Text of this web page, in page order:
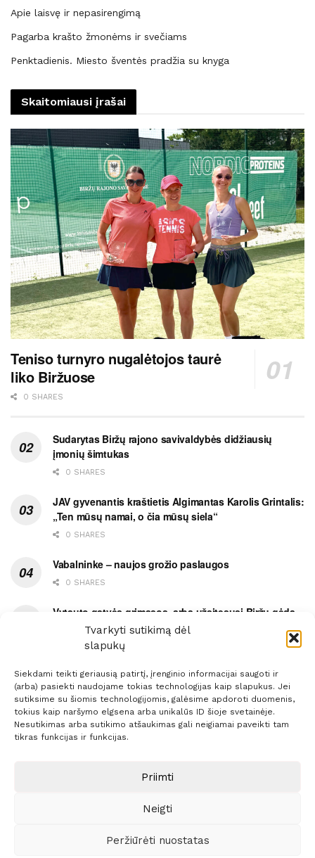
Tvarkyti sutikimą dėl
slapukų
Siekdami teikti geriausią patirtį, įrenginio informacijai saugoti ir
(arba) pasiekti naudojame tokias technologijas kaip slapukus. Jei
sutiksime su šiomis technologijomis, galėsime apdoroti duomenis,
tokius kaip naršymo elgsena arba unikalūs ID šioje svetainėje.
Nesutikimas arba sutikimo atšaukimas gali neigiamai paveikti tam
tikras funkcijas ir funkcijas.
Priimti
Neigti
Peržiūrėti nuostatas
Apie laisvę ir nepasirengimą
Pagarba krašto žmonėms ir svečiams
Penktadienis. Miesto šventės pradžia su knyga
Skaitomiausi įrašai
Teniso turnyro nugalėtojos taurė
liko Biržuose
0 SHARES
Sudarytas Biržų rajono savivaldybės didžiausių
įmonių šimtukas
0 SHARES
JAV gyvenantis kraštietis Algimantas Karolis Grintalis:
„Ten mūsų namai, o čia mūsų siela“
0 SHARES
Vabalninke – naujos grožio paslaugos
0 SHARES
Vytauto gatvės grimasos, arba užsitęsusi Biržų gėda
0 SHARES
Prenumerata Reklama Taisyklės Kontaktai
© 2021 Visos teisės saugomos